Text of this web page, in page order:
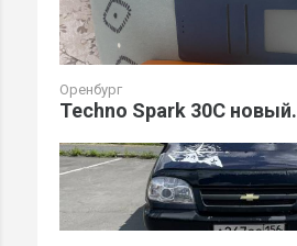
Оренбург
Techno Spark 30C новый.